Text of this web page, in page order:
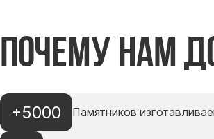
Почему нам
+5000 Памятников